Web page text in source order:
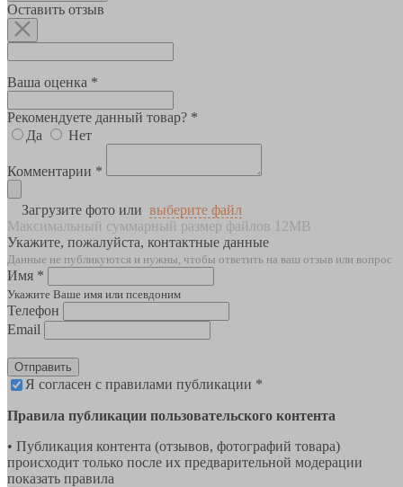
Оставить отзыв
Ваша оценка *
Рекомендуете данный товар? *
Да
Нет
Комментарии *
Загрузите фото или выберите файл
Максимальный суммарный размер файлов 12MB
Укажите, пожалуйста, контактные данные
Данные не публикуются и нужны, чтобы ответить на ваш отзыв или вопрос
Имя *
Укажите Ваше имя или псевдоним
Телефон
Email
Отправить
Я согласен с правилами публикации *
Правила публикации пользовательского контента
• Публикация контента (отзывов, фотографий товара)
происходит только после их предварительной модерации
показать правила